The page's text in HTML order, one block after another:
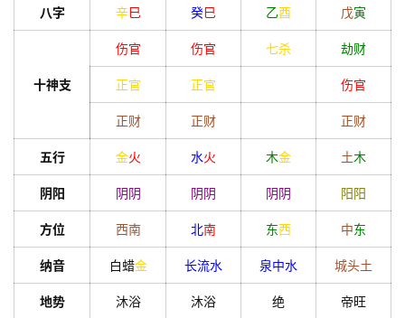
历
占
八字 辛巳 癸巳 乙酉 戊寅
十神支
伤官 伤官 七杀 劫财
正官 正官 伤官
正财 正财 正财
五行 金火 水火 木金 土木
阴阳 阴阴 阴阴 阴阴 阳阳
方位 西南 北南 东西 中东
纳音 白蜡金 长流水 泉中水 城头土
地势 沐浴 沐浴 绝 帝旺